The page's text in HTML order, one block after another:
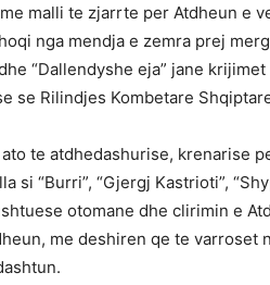
malli te zjarrte per Atdheun e
nga mendja e zemra prej
“Dallendyshe eja” jane
se Rilindjes Kombetare
te atdhedashurise, krenarise
“Burri”, “Gjergj Kastrioti”,
otomane dhe clirimin e
me deshiren qe te varroset